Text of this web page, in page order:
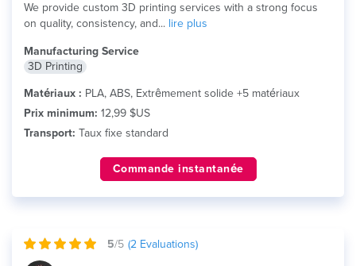
We provide custom 3D printing services with a strong focus
on quality, consistency, and... lire plus
Manufacturing Service
3D Printing
Matériaux : PLA, ABS, Extrêmement solide +5 matériaux
Prix minimum: 12,99 $US
Transport: Taux fixe standard
Commande instantanée
5/5 (2 Evaluations)